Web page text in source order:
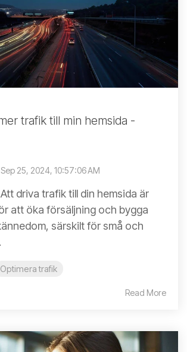
trafik till min hemsida -
Sep 25, 2024, 10:57:06 AM
driva trafik till din hemsida är
att öka försäljning och bygga
särskilt för små och
Optimera trafik
Read More